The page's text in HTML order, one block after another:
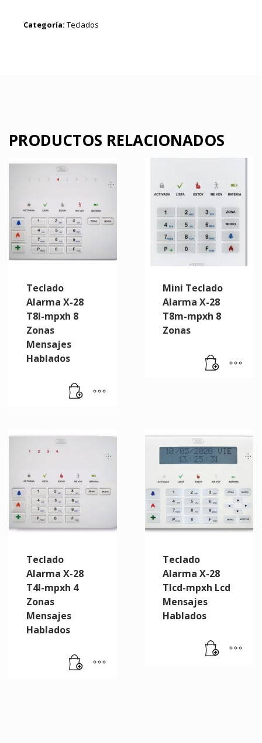
Categoría: Teclados
PRODUCTOS RELACIONADOS
Teclado
Alarma X-28
T8l-mpxh 8
Zonas
Mensajes
Hablados
Mini Teclado
Alarma X-28
T8m-mpxh 8
Zonas
Teclado
Alarma X-28
T4l-mpxh 4
Zonas
Mensajes
Hablados
Teclado
Alarma X-28
Tlcd-mpxh Lcd
Mensajes
Hablados